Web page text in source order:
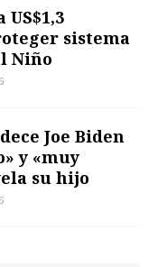
sistema
Niño
Joe Biden
y «muy
su hijo